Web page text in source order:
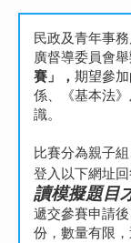
民政及青年事
廣督導委員會
賽」， 期望參
係、《基本法
識。
比賽分為親子
登入以下網址
讀模擬題目
遞交參賽申請
份，數量有限，